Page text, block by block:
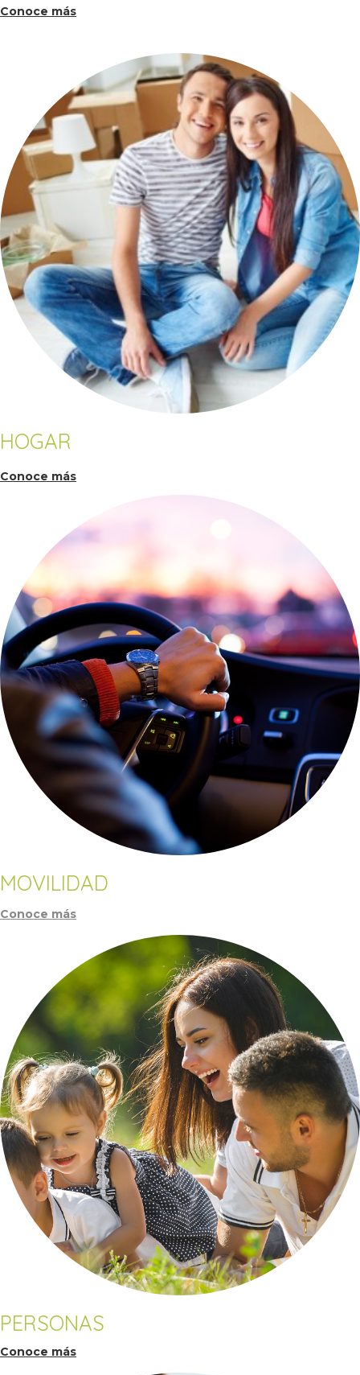
Conoce más
HOGAR
Conoce más
MOVILIDAD
Conoce más
PERSONAS
Conoce más